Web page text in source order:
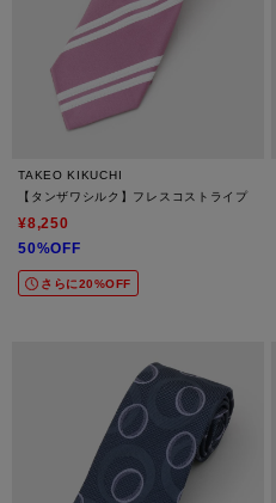
TAKEO KIKUCHI
【タンザワシルク】フレスコストライプ
¥8,250
50%OFF
さらに20%OFF